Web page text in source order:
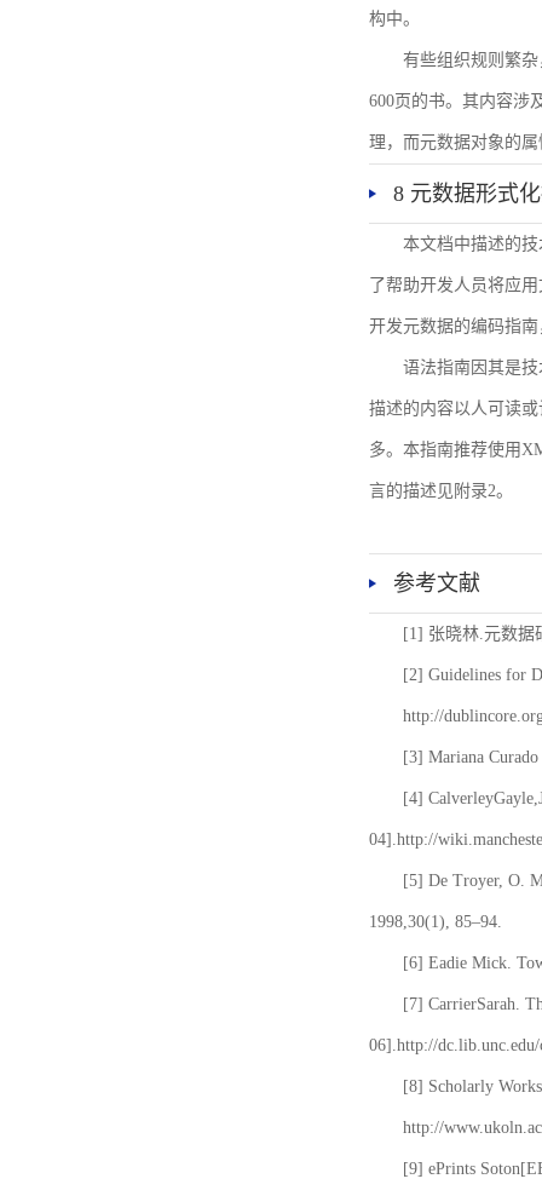
构中。
有些组织规则繁
600页的书。其内容涉
理，而元数据对象的
8 元数据形式
本文档中描述的
了帮助开发人员将应
开发元数据的编码指
语法指南因其是
描述的内容以人可读
多。本指南推荐使用
言的描述见附录2。
参考文献
[1] 张晓林.元数据
[2] Guidelines for
http://
[3] Mariana
[4]
04].http://
[5] De Troyer, O.
1998,30(1), 85–94.
[6] Eadie Mick.
[7] CarrierSarah.
06].http://
[8] Scholarly
http://
[9] ePrints